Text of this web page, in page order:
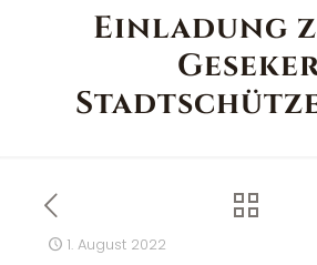
Einladung
1. August 2022